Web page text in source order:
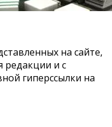
на сайте,
редакции и с
гиперссылки на